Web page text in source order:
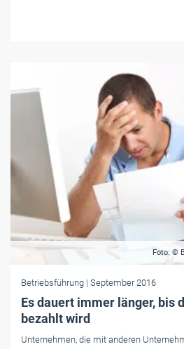
Foto: ©
Betriebsführung | September 2016
Es dauert immer länger, bis
bezahlt wird
Unternehmen, die mit anderen